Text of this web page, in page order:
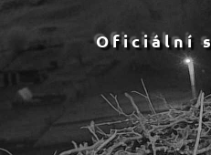
Oficiální